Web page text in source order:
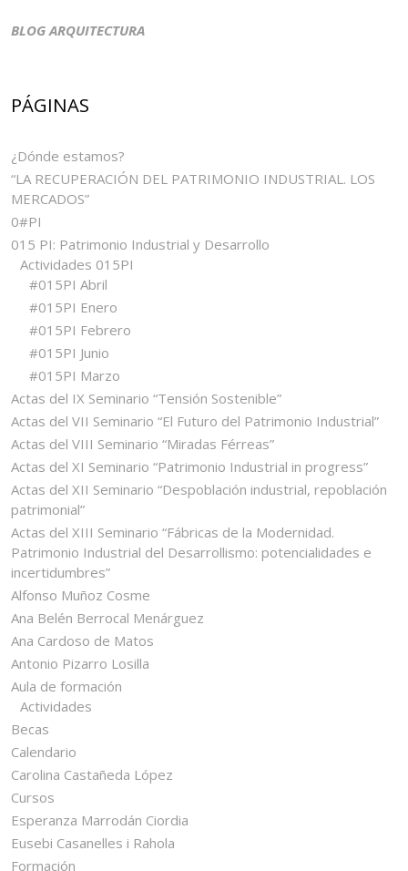
BLOG ARQUITECTURA
PÁGINAS
¿Dónde estamos?
“LA RECUPERACIÓN DEL PATRIMONIO INDUSTRIAL. LOS
MERCADOS”
0#PI
015 PI: Patrimonio Industrial y Desarrollo
Actividades 015PI
#015PI Abril
#015PI Enero
#015PI Febrero
#015PI Junio
#015PI Marzo
Actas del IX Seminario “Tensión Sostenible”
Actas del VII Seminario “El Futuro del Patrimonio Industrial”
Actas del VIII Seminario “Miradas Férreas”
Actas del XI Seminario “Patrimonio Industrial in progress”
Actas del XII Seminario “Despoblación industrial, repoblación
patrimonial”
Actas del XIII Seminario “Fábricas de la Modernidad.
Patrimonio Industrial del Desarrollismo: potencialidades e
incertidumbres”
Alfonso Muñoz Cosme
Ana Belén Berrocal Menárguez
Ana Cardoso de Matos
Antonio Pizarro Losilla
Aula de formación
Actividades
Becas
Calendario
Carolina Castañeda López
Cursos
Esperanza Marrodán Ciordia
Eusebi Casanelles i Rahola
Formación